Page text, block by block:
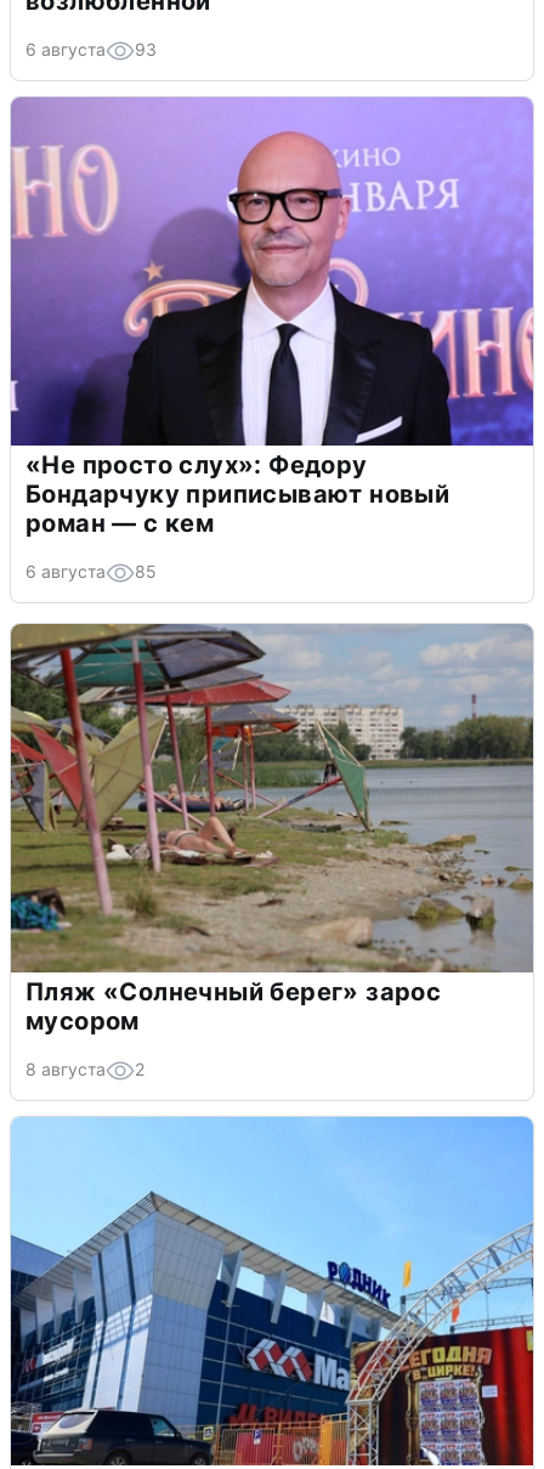
6 августа 93
«Не просто слух»: Федору
Бондарчуку приписывают новый
роман — с кем
6 августа 85
Пляж «Солнечный берег» зарос
мусором
8 августа 2